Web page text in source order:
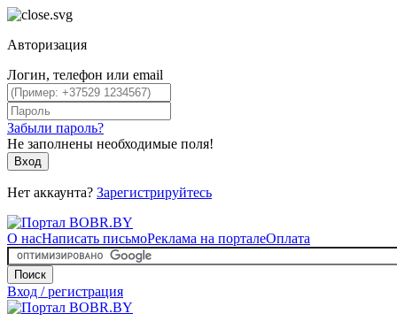
Авторизация
Логин, телефон или email
Забыли пароль?
Не заполнены необходимые поля!
Вход
Нет аккаунта? Зарегистрируйтесь
О насНаписать письмоРеклама на порталеОплата
Поиск
Вход / регистрация